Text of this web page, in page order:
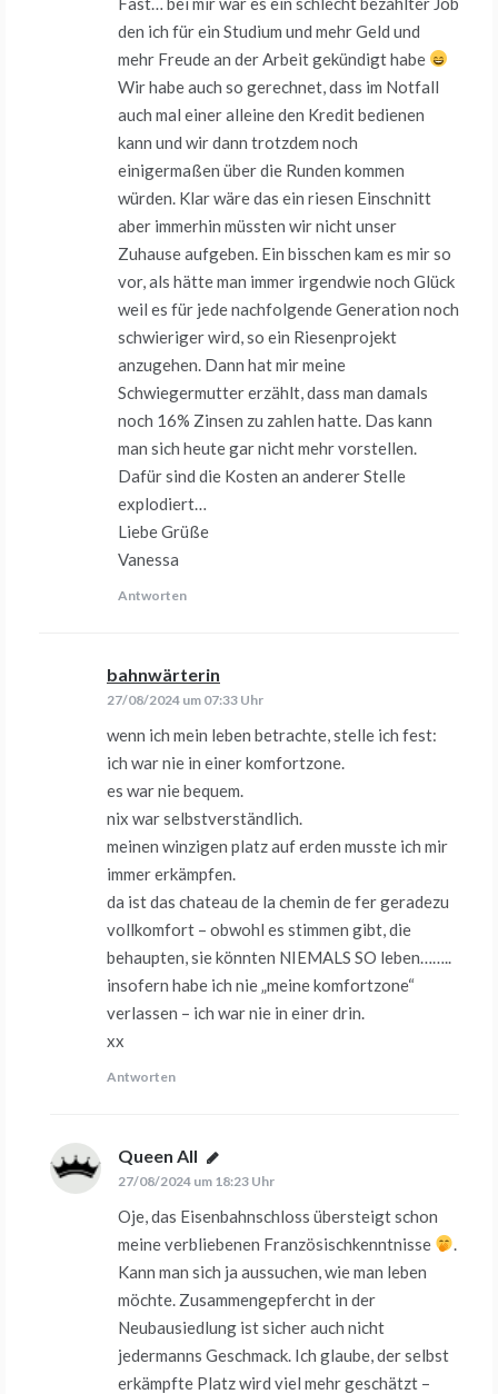
den ich für ein Studium und mehr Geld und
mehr Freude an der Arbeit gekündigt habe
Wir habe auch so gerechnet, dass im Notfall
auch mal einer alleine den Kredit bedienen
kann und wir dann trotzdem noch
einigermaßen über die Runden kommen
würden. Klar wäre das ein riesen Einschnitt
aber immerhin müssten wir nicht unser
Zuhause aufgeben. Ein bisschen kam es mir so
vor, als hätte man immer irgendwie noch Glück
weil es für jede nachfolgende Generation noch
schwieriger wird, so ein Riesenprojekt
anzugehen. Dann hat mir meine
Schwiegermutter erzählt, dass man damals
noch 16% Zinsen zu zahlen hatte. Das kann
man sich heute gar nicht mehr vorstellen.
Dafür sind die Kosten an anderer Stelle
explodiert…
Liebe Grüße
Vanessa
Antworten
bahnwärterin
27/08/2024 um 07:33 Uhr
wenn ich mein leben betrachte, stelle ich fest:
ich war nie in einer komfortzone.
es war nie bequem.
nix war selbstverständlich.
meinen winzigen platz auf erden musste ich mir
immer erkämpfen.
da ist das chateau de la chemin de fer geradezu
vollkomfort – obwohl es stimmen gibt, die
behaupten, sie könnten NIEMALS SO leben……..
insofern habe ich nie „meine komfortzone“
verlassen – ich war nie in einer drin.
xx
Antworten
Queen All sagt:
27/08/2024 um 18:23 Uhr
Oje, das Eisenbahnschloss übersteigt schon
meine verbliebenen Französischkenntnisse
.
Kann man sich ja aussuchen, wie man leben
möchte. Zusammengepfercht in der
Neubausiedlung ist sicher auch nicht
jedermanns Geschmack. Ich glaube, der selbst
erkämpfte Platz wird viel mehr geschätzt –